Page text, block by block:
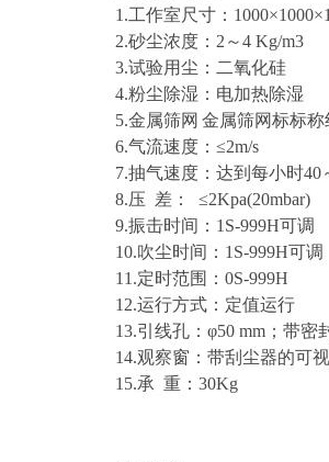
1.工作室尺寸：1000×10
2.砂尘浓度： 2～4 Kg/m3
3.试验用尘：二氧化硅
4.粉尘除湿：电加热除湿
5.金属筛网 金属筛网标标称
6.气流速度： ≤2m/s
7.抽气速度：达到每小时40
8.压 差： ≤2Kpa(20mbar)
9.振击时间：1S-999H可调
10.吹尘时间：1S-999H可调
11.定时范围：0S-999H
12.运行方式：定值运行
13.引线孔：φ50 mm；带
14.观察窗：带刮尘器的可
15.承 重：30Kg